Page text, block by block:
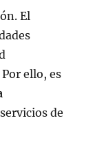
El
ello, es
de